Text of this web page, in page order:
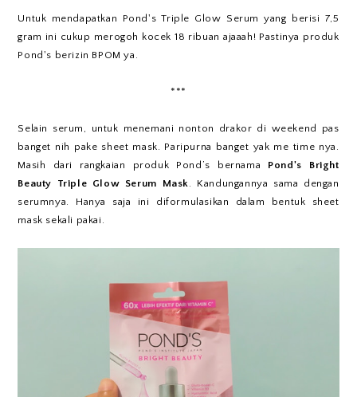
Untuk mendapatkan Pond's Triple Glow Serum yang berisi 7,5
gram ini cukup merogoh kocek 18 ribuan ajaaah! Pastinya produk
Pond's berizin BPOM ya.
***
Selain serum, untuk menemani nonton drakor di weekend pas
banget nih pake sheet mask. Paripurna banget yak me time nya.
Masih dari rangkaian produk Pond’s bernama Pond's Bright
Beauty Triple Glow Serum Mask
. Kandungannya sama dengan
serumnya. Hanya saja ini diformulasikan dalam bentuk sheet
mask sekali pakai.